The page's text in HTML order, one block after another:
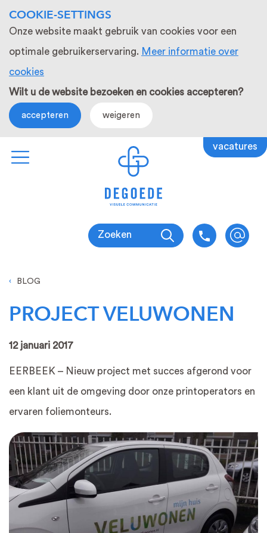
COOKIE-SETTINGS
Onze website maakt gebruik van cookies voor een
optimale gebruikerservaring. Meer informatie over
cookies
Wilt u de website bezoeken en cookies accepteren?
accepteren weigeren
vacatures
Zoeken
BLOG
PROJECT VELUWONEN
12 januari 2017
EERBEEK – Nieuw project met succes afgerond voor
een klant uit de omgeving door onze printoperators en
ervaren foliemonteurs.